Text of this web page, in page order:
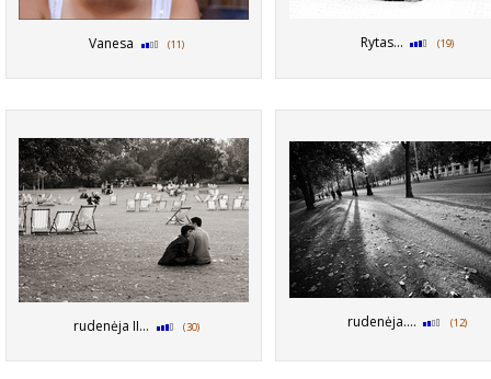
Vanesa (11) Rytas... (19)
rudenėja II... (30) rudenėja.... (12)